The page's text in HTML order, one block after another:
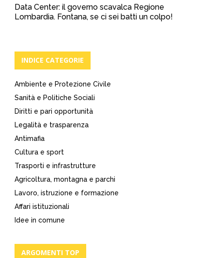
Data Center: il governo scavalca Regione
Lombardia. Fontana, se ci sei batti un colpo!
INDICE CATEGORIE
Ambiente e Protezione Civile
Sanità e Politiche Sociali
Diritti e pari opportunità
Legalità e trasparenza
Antimafia
Cultura e sport
Trasporti e infrastrutture
Agricoltura, montagna e parchi
Lavoro, istruzione e formazione
Affari istituzionali
Idee in comune
ARGOMENTI TOP